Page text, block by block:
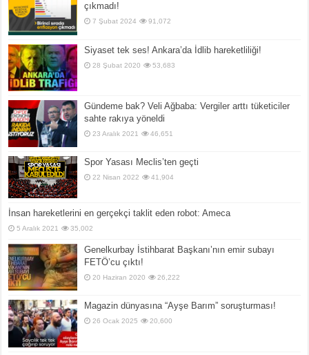
çıkmadı!
7 Şubat 2024 91,072
Siyaset tek ses! Ankara’da İdlib hareketliliği!
28 Şubat 2020 53,683
Gündeme bak? Veli Ağbaba: Vergiler arttı tüketiciler
sahte rakıya yöneldi
23 Aralık 2021 46,651
Spor Yasası Meclis’ten geçti
22 Nisan 2022 41,904
İnsan hareketlerini en gerçekçi taklit eden robot: Ameca
5 Aralık 2021 35,002
Genelkurbay İstihbarat Başkanı’nın emir subayı
FETÖ’cu çıktı!
20 Haziran 2020 26,222
Magazin dünyasına “Ayşe Barım” soruşturması!
26 Ocak 2025 20,600